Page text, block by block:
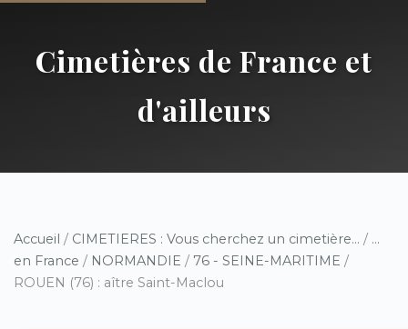
Cimetières de France et
d'ailleurs
Accueil / CIMETIERES : Vous cherchez un cimetière... / ...
en France / NORMANDIE / 76 - SEINE-MARITIME /
ROUEN (76) : aître Saint-Maclou